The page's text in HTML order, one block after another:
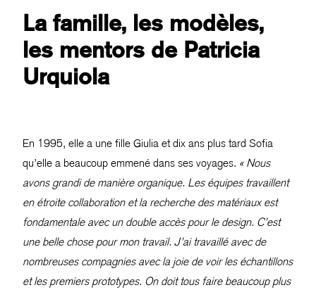
La famille, les modèles,
les mentors de Patricia
Urquiola
En 1995, elle a une fille Giulia et dix ans plus tard Sofia
qu’elle a beaucoup emmené dans ses voyages. « Nous
avons grandi de manière organique. Les équipes travaillent
en étroite collaboration et la recherche des matériaux est
fondamentale avec un double accès pour le design. C’est
une belle chose pour mon travail. J’ai travaillé avec de
nombreuses compagnies avec la joie de voir les échantillons
et les premiers prototypes. On doit tous faire beaucoup plus